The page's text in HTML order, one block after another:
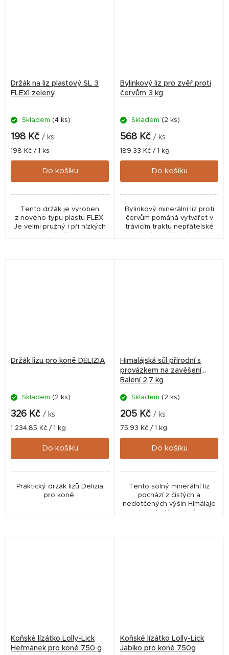
Držák na liz plastový SL 3
FLEXI zelený
Skladem (4 ks)
198 Kč / ks
Měrná
cena:
198 Kč / 1 ks
Do košíku
Tento držák je vyroben
z nového typu plastu FLEX.
Je velmi pružný i při nízkých
Bylinkový liz pro zvěř proti
červům 3 kg
Průměrné
hodnocení
produktu
je
5,0
5
hvězdiček.
Skladem (2 ks)
568 Kč / ks
Měrná
cena:
189,33 Kč / 1 kg
Do košíku
Bylinkový minerální liz proti
červům pomáhá vytvářet v
trávicím traktu nepřátelské
Držák lizu pro koně DELIZIA
Skladem (2 ks)
326 Kč / ks
Měrná
cena:
1 234,85 Kč / 1 kg
Do košíku
Praktický držák lizů Delizia
pro koně.
Himalájská sůl přírodní s
provázkem na zavěšení
Balení 2,7 kg
Skladem (2 ks)
205 Kč / ks
Měrná
cena:
75,93 Kč / 1 kg
Do košíku
Tento solný minerální liz
pochází z čistých a
nedotčených výšin Himálaje
Koňské lízátko Lolly-Lick
Heřmánek pro koně 750 g
Koňské lízátko Lolly-Lick
Jablko pro koně 750g